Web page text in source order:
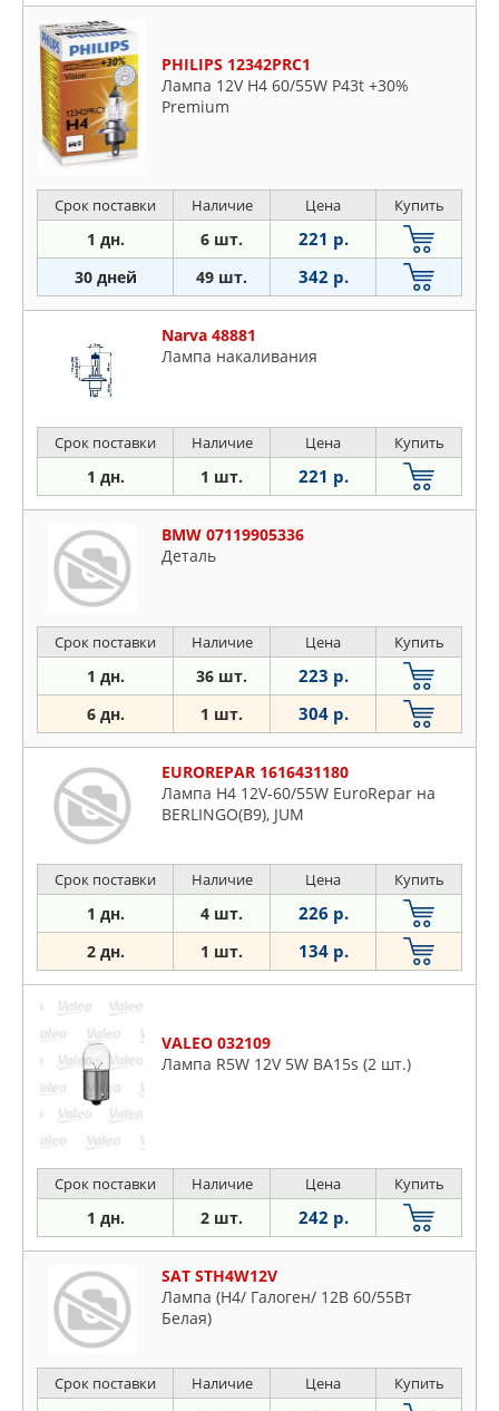
PHILIPS 12342PRC1
Лампа 12V H4 60/55W P43t +30%
Premium
Срок поставки Наличие Цена Купить
1 дн. 6 шт. 221 р.
30 дней 49 шт. 342 р.
Narva 48881
Лампа накаливания
Срок поставки Наличие Цена Купить
1 дн. 1 шт. 221 р.
BMW 07119905336
Деталь
Срок поставки Наличие Цена Купить
1 дн. 36 шт. 223 р.
6 дн. 1 шт. 304 р.
EUROREPAR 1616431180
Лампа H4 12V-60/55W EuroRepar на
BERLINGO(B9), JUM
Срок поставки Наличие Цена Купить
1 дн. 4 шт. 226 р.
2 дн. 1 шт. 134 р.
VALEO 032109
Лампа R5W 12V 5W BA15s (2 шт.)
Срок поставки Наличие Цена Купить
1 дн. 2 шт. 242 р.
SAT STH4W12V
Лампа (H4/ Галоген/ 12В 60/55Вт
Белая)
Срок поставки Наличие Цена Купить